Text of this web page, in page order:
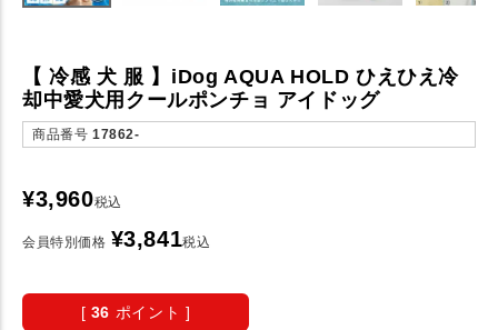
【 冷感 犬 服 】iDog AQUA HOLD ひえひえ冷
却中愛犬用クールポンチョ アイドッグ
商品番号 17862-
¥3,960税込
会員特別価格 ¥3,841税込
[ 36 ポイント ]